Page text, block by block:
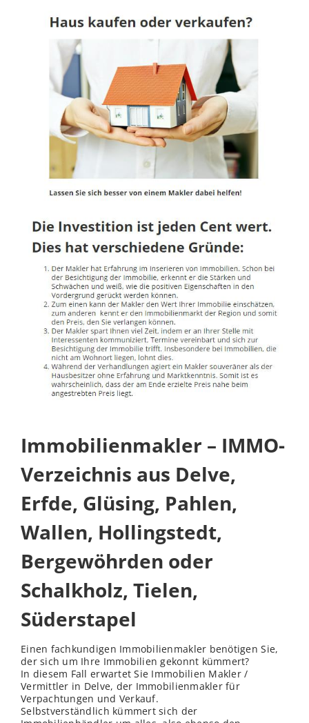
Immobilienmakler – IMMO-
Verzeichnis aus Delve,
Erfde, Glüsing, Pahlen,
Wallen, Hollingstedt,
Bergewöhrden oder
Schalkholz, Tielen,
Süderstapel
Einen fachkundigen Immobilienmakler benötigen Sie,
der sich um Ihre Immobilien gekonnt kümmert?
In diesem Fall erwartet Sie Immobilien Makler /
Vermittler in Delve, der Immobilienmakler für
Verpachtungen und Verkauf.
Selbstverständlich kümmert sich der